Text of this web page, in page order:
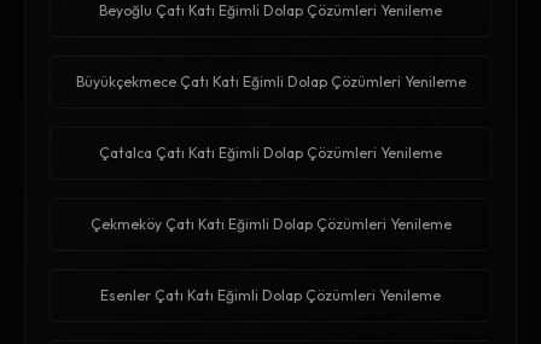
Beyoğlu Çatı Katı Eğimli Dolap Çözümleri Yenileme
Büyükçekmece Çatı Katı Eğimli Dolap Çözümleri Yenileme
Çatalca Çatı Katı Eğimli Dolap Çözümleri Yenileme
Çekmeköy Çatı Katı Eğimli Dolap Çözümleri Yenileme
Esenler Çatı Katı Eğimli Dolap Çözümleri Yenileme